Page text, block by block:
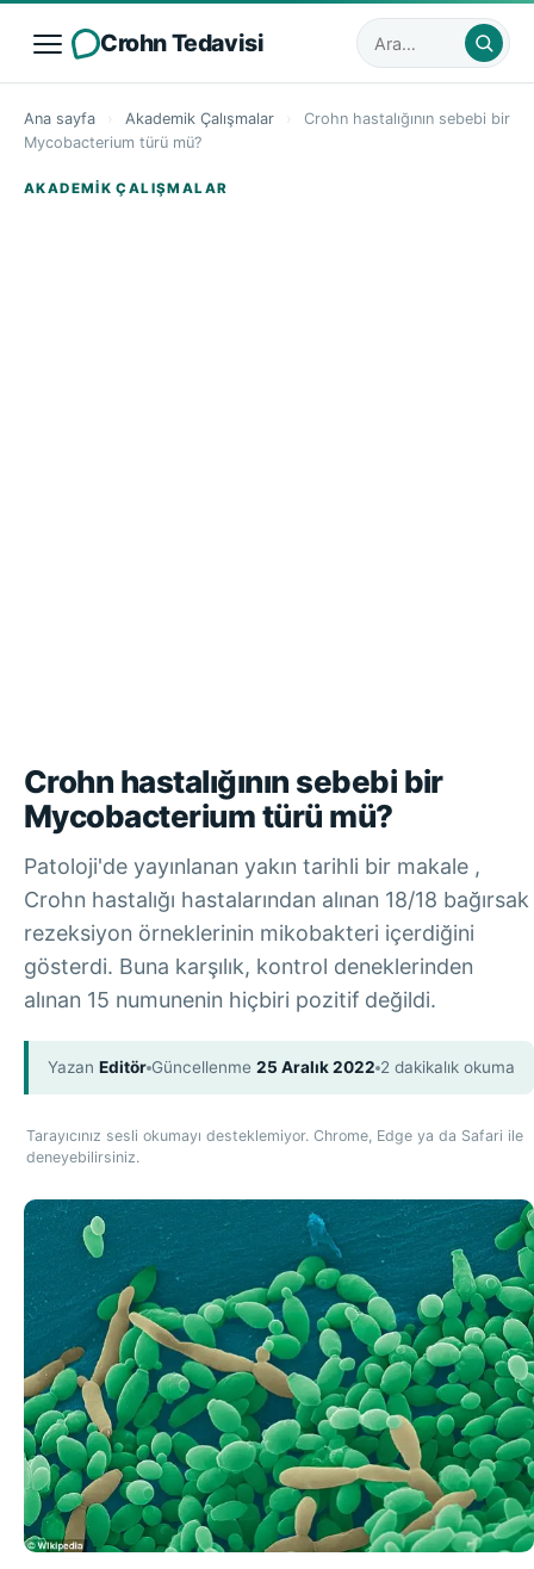
Crohn Tedavisi Sitede ara
Ana sayfa › Akademik Çalışmalar ›
Crohn hastalığının sebebi bir
Mycobacterium türü mü?
AKADEMIK ÇALIŞMALAR
Crohn hastalığının sebebi bir
Mycobacterium türü mü?
Patoloji'de yayınlanan yakın tarihli bir makale ,
Crohn hastalığı hastalarından alınan 18/18 bağırsak
rezeksiyon örneklerinin mikobakteri içerdiğini
gösterdi. Buna karşılık, kontrol deneklerinden
alınan 15 numunenin hiçbiri pozitif değildi.
Yazan Editör Güncellenme 25 Aralık 2022 2 dakikalık okuma
Tarayıcınız sesli okumayı desteklemiyor. Chrome, Edge ya da Safari ile
deneyebilirsiniz.